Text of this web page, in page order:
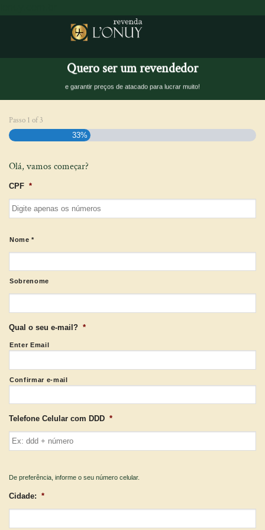
Quero ser um revendedor
e garantir preços de atacado para lucrar muito!
Passo 1 of3
33%
Olá, vamos começar?
CPF *
Nome
Nome *
Sobrenome
Qual o seu e-mail? *
Enter Email
Confirmar e-mail
Telefone Celular com DDD *
De preferência, informe o seu número celular.
Cidade: *